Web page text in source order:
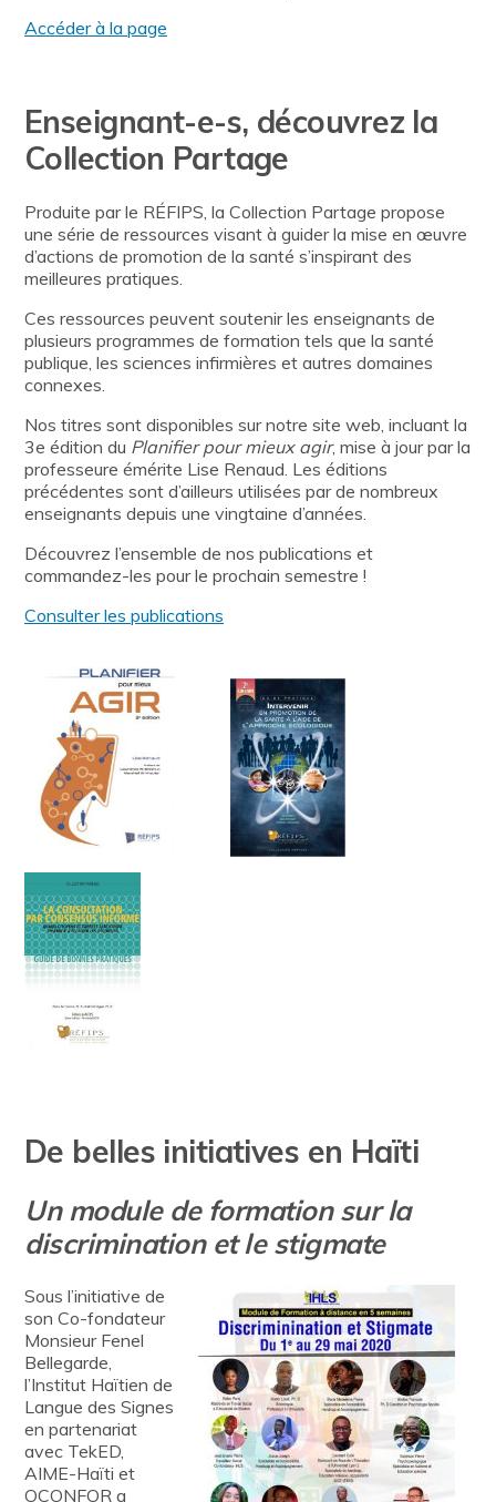
Accéder à la page
Enseignant-e-s, découvrez la
Collection Partage
Produite par le RÉFIPS, la Collection Partage propose
une série de ressources visant à guider la mise en œuvre
d’actions de promotion de la santé s’inspirant des
meilleures pratiques.
Ces ressources peuvent soutenir les enseignants de
plusieurs programmes de formation tels que la santé
publique, les sciences infirmières et autres domaines
connexes.
Nos titres sont disponibles sur notre site web, incluant la
3e édition du Planifier pour mieux agir, mise à jour par la
professeure émérite Lise Renaud. Les éditions
précédentes sont d’ailleurs utilisées par de nombreux
enseignants depuis une vingtaine d’années.
Découvrez l’ensemble de nos publications et
commandez-les pour le prochain semestre !
Consulter les publications
De belles initiatives en Haïti
Un module de formation sur la
discrimination et le stigmate
Sous l’initiative de
son Co-fondateur
Monsieur Fenel
Bellegarde,
l’Institut Haïtien de
Langue des Signes
en partenariat
avec TekED,
AIME-Haïti et
OCONFOR a